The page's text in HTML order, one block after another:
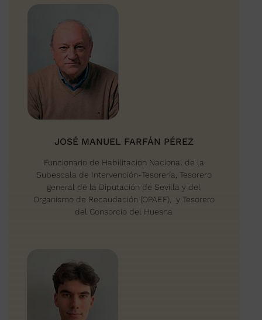
JOSÉ MANUEL FARFÁN PÉREZ
Funcionario de Habilitación Nacional de la
Subescala de Intervención-Tesorería, Tesorero
general de la Diputación de Sevilla y del
Organismo de Recaudación (OPAEF), y Tesorero
del Consorcio del Huesna